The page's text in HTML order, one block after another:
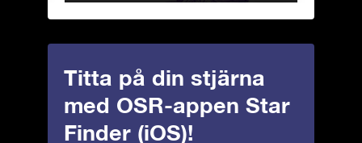
Titta på din stjärna
med OSR-appen Star
Finder (iOS)!